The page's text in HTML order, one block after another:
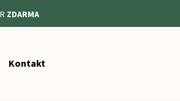
ZDARMA
Kontakt